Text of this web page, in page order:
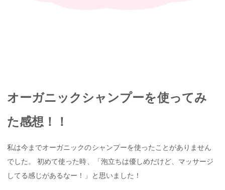
オーガニックシャンプーを使ってみ
た感想！！
私は今までオーガニックのシャンプーを使ったことがありません
でした。 初めて使った時、「泡立ちは優しめだけど、マッサージ
してる感じがあるなー！」と思いました！